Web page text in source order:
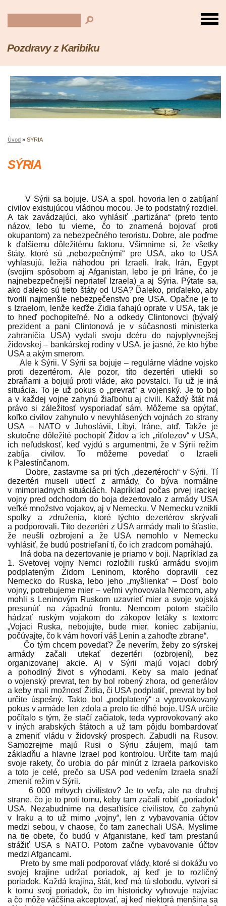
Pozdravy z Karibiku
Úvod » SÝRIA
SÝRIA
V Sýrii sa bojuje. USA a spol. hovoria len o zabíjaní
civilov existujúcou vládnou mocou. Je to podstatný rozdiel.
A tak zavádzajúci, ako vyhlásiť „partizána“ (preto tento
názov, lebo tu vieme, čo to znamená bojovať proti
okupantom) za nebezpečného teroristu. Dobre, ale poďme
k ďalšiemu dôležitému faktoru. Všimnime si, že všetky
štáty, ktoré sú „nebezpečnými“ pre USA, ako to USA
vyhlasujú, ležia náhodou pri Izraeli. Irak, Irán, Egypt
(svojim spôsobom aj Afganistan, lebo je pri Iráne, čo je
najnebezpečnejší nepriateľ Izraela) a aj Sýria. Pýtate sa,
ako ďaleko sú tieto štáty od USA? Ďaleko, priďaleko, aby
tvorili najmenšie nebezpečenstvo pre USA. Opačne je to
s Izraelom, lenže keďže Židia ťahajú oprate v USA, tak je
to hneď pochopiteľné. No a odkedy Clintonovci (bývalý
prezident a pani Clintonová je v súčasnosti ministerka
zahraničia USA) vydali svoju dcéru do najvplyvnejšej
židovskej – bankárskej rodiny v USA, je jasné, že kto hýbe
USA a akým smerom.
Ale k Sýrii. V Sýrii sa bojuje – regulárne vládne vojsko
proti dezertérom. Ale pozor, títo dezertéri utiekli so
zbraňami a bojujú proti vláde, ako povstalci. Tu už je iná
situácia. To je už pokus o „prevrat“ a vojenský. Je to boj
a v každej vojne zahynú žiaľbohu aj civili. Každý štát má
právo si záležitosť vysporiadať sám. Môžeme sa opýtať,
koľko civilov zahynulo v nevyhlásených vojnách zo strany
USA – NATO v Juhoslávii, Líbyi, Iráne, atď. Takže je
skutočne dôležité pochopiť Židov a ich „riťolezov“ v USA,
ich neľudskosť, keď vyjdú s argumentmi, že v Sýrii režim
zabíja civilov. To môžeme povedať o Izraeli
k Palestínčanom.
Dobre, zastavme sa pri tých „dezertéroch“ v Sýrii. Tí
dezertéri museli utiecť z armády, čo býva normálne
v mimoriadnych situáciách. Napríklad počas prvej irackej
vojny pred odchodom do boja dezertovalo z armády USA
veľké množstvo vojakov, aj v Nemecku. V Nemecku vznikli
spolky a združenia, ktoré týchto dezertérov skrývali
a podporovali. Títo dezertéri z USA armády mali to šťastie,
že neušli ozbrojení a že USA nemohlo v Nemecku
vyhlásiť, že budú postrieľaní tí, čo ich zradcom pomáhajú.
Iná doba na dezertovanie je priamo v boji. Napríklad za
1. Svetovej vojny Nemci rozložili ruskú armádu svojim
podplateným Židom Leninom, ktorého dopravili cez
Nemecko do Ruska, lebo jeho „myšlienka“ – Dosť bolo
vojny, potrebujeme mier – veľmi vyhovovala Nemcom, aby
mohli s Leninovým Ruskom uzavrieť mier a svoje vojská
presunúť na západnú frontu. Nemcom potom stačilo
hádzať ruským vojakom do zákopov letáky s textom:
„Vojaci Ruska, nebojujte, bude mier, koniec zabíjaniu,
počúvajte, čo k vám hovorí váš Lenin a zahoďte zbrane“.
Čo tým chcem povedať? Že neverím, žeby zo sýrskej
armády začali utekať dezertéri (ozbrojení), bez
organizovanej akcie. Aj v Sýrii majú vojaci dobrý
a pohodlný život s výhodami. Keby sa malo jednať
o vojenský prevrat, ten by bol robený zhora, od generálov
a keby mali možnosť Židia, či USA podplatiť, prevrat by bol
určite úspešný. Takto bol „podplatený“ a vyprovokovaný
pokus v armáde len zdola a preto tie dlhé boje. USA určite
počítalo s tým, že stačí začiatok, teda vyprovokovaný ako
v iných arabských štátoch a už tam pôjdu bombardovať
a zmeniť vládu v židovský prospech. Zabudli na Rusov.
Samozrejme majú Rusi o Sýriu záujem, majú tam
základňu a hlavne Izrael pod kontrolou. Určite tam majú
svoje rakety, čo urobia do pár minút z Izraela parkovisko
a toto je celé, prečo sa USA pod vedením Izraela snaží
zmeniť režim v Sýrii.
6 000 mŕtvych civilistov? Je to veľa, ale na druhej
strane, čo je to proti tomu, keby tam začali robiť „poriadok“
USA. Nezabudnime na desaťtisíce civilistov, čo zahynú
v Iraku a to už mimo „vojny“, len z vybavovania účtov
medzi sebou, v chaose, čo tam zanechali USA. Myslime
na tie obete, čo budú v Afganistane, keď tam prestanú
strážiť USA s NATO. Potom začne vybavovanie účtov
medzi Afgancami.
Preto by sme mali podporovať vlády, ktoré si dokážu vo
svojej krajine udržať poriadok, aj keď je to rozličný
poriadok. Každá krajina, štát, keď má tú slobodu, vytvorí si
k tomu svoj poriadok, čo im historicky vyhovuje najviac
a čo môže väčšina akceptovať, aj keď niektorá menšina sa